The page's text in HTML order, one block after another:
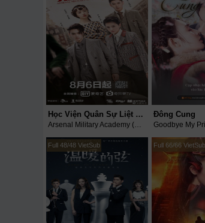
Học Viện Quân Sự Liệt Hỏa
Arsenal Military Academy (2019)
Đông Cung
Goodbye My
Full 48/48 VietSub Full 66/66